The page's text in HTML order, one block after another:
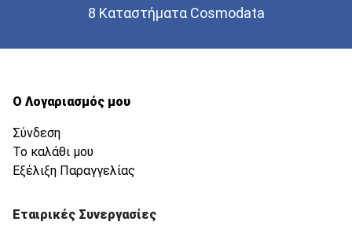
8 Καταστήματα Cosmodata
Ο Λογαριασμός μου
Σύνδεση
Το καλάθι μου
Εξέλιξη Παραγγελίας
Εταιρικές Συνεργασίες